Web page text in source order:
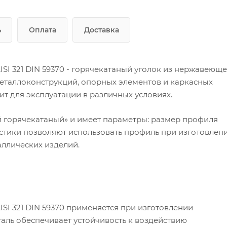
Оплата Доставка
DIN 59370 - горячекатаный уголок из
опорных элементов и каркасных
для эксплуатации в различных условиях.
и имеет параметры: размер профиля
позволяют использовать профиль при
изделий.
DIN 59370 применяется при изготовлении
обеспечивает устойчивость к воздействию